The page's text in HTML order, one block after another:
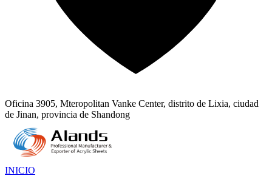
Oficina 3905, Mteropolitan Vanke Center, distrito de Lixia, ciudad
de Jinan, provincia de Shandong
INICIO